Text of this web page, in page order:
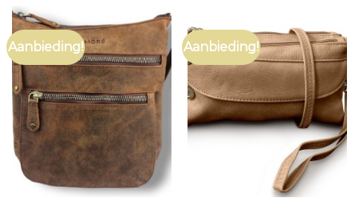
Aanbieding! Aanbieding!